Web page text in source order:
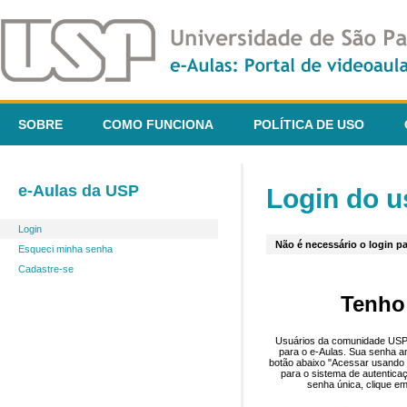
SOBRE COMO FUNCIONA POLÍTICA DE USO
e-Aulas da USP
Login
Esqueci minha senha
Cadastre-se
Login do
Não é necessário o login
Usuários da comunidade
para o e-Aulas. Sua senha
botão abaixo "Acessar
para o sistema de
senha única, clique